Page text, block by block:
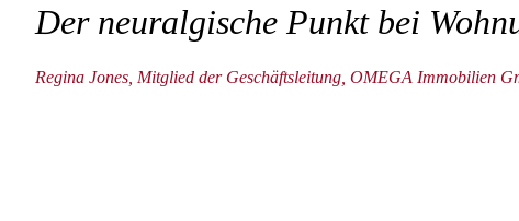
Der neuralgische Punkt bei
Regina Jones, Mitglied der Geschäftsleitung, OMEGA Immobilien